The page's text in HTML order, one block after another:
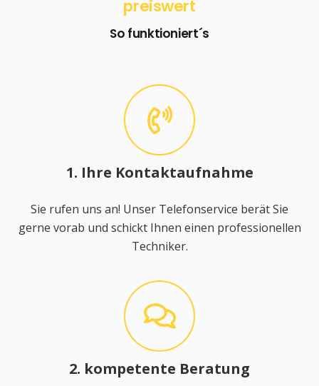
preiswert
So funktioniert´s
1. Ihre Kontaktaufnahme
Sie rufen uns an! Unser Telefonservice berät Sie
gerne vorab und schickt Ihnen einen professionellen
Techniker.
2. kompetente Beratung